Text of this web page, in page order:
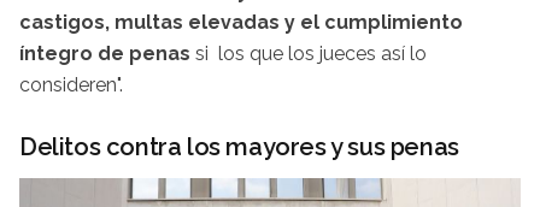
castigos, multas elevadas y el cumplimiento
íntegro de penas si los que los jueces así lo
consideren".
Delitos contra los mayores y sus penas